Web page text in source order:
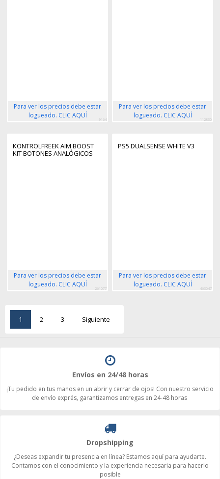
Para ver los precios debe estar
logueado. CLIC AQUÍ
9164
Para ver los precios debe estar
logueado. CLIC AQUÍ
112830
KONTROLFREEK AIM BOOST
KIT BOTONES ANALÓGICOS
Para ver los precios debe estar
logueado. CLIC AQUÍ
261077
PS5 DUALSENSE WHITE V3
Para ver los precios debe estar
logueado. CLIC AQUÍ
463047
1 2 3 Siguiente
Envíos en 24/48 horas
¡Tu pedido en tus manos en un abrir y cerrar de ojos! Con nuestro servicio
de envío exprés, garantizamos entregas en 24-48 horas
Dropshipping
¿Deseas expandir tu presencia en línea? Estamos aquí para ayudarte.
Contamos con el conocimiento y la experiencia necesaria para hacerlo
posible